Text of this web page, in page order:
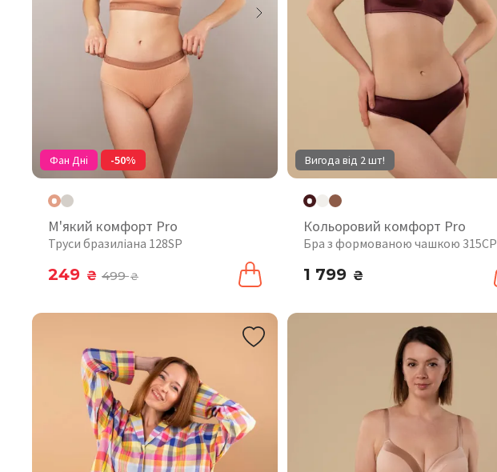
Фан Дні -50%
М'який комфорт Pro
Труси бразиліана 128SP
249 ₴ 499₴
Вигода від 2 шт!
Кольоровий комфорт Pro
Бра з формованою чашкою 315CP
1 799 ₴